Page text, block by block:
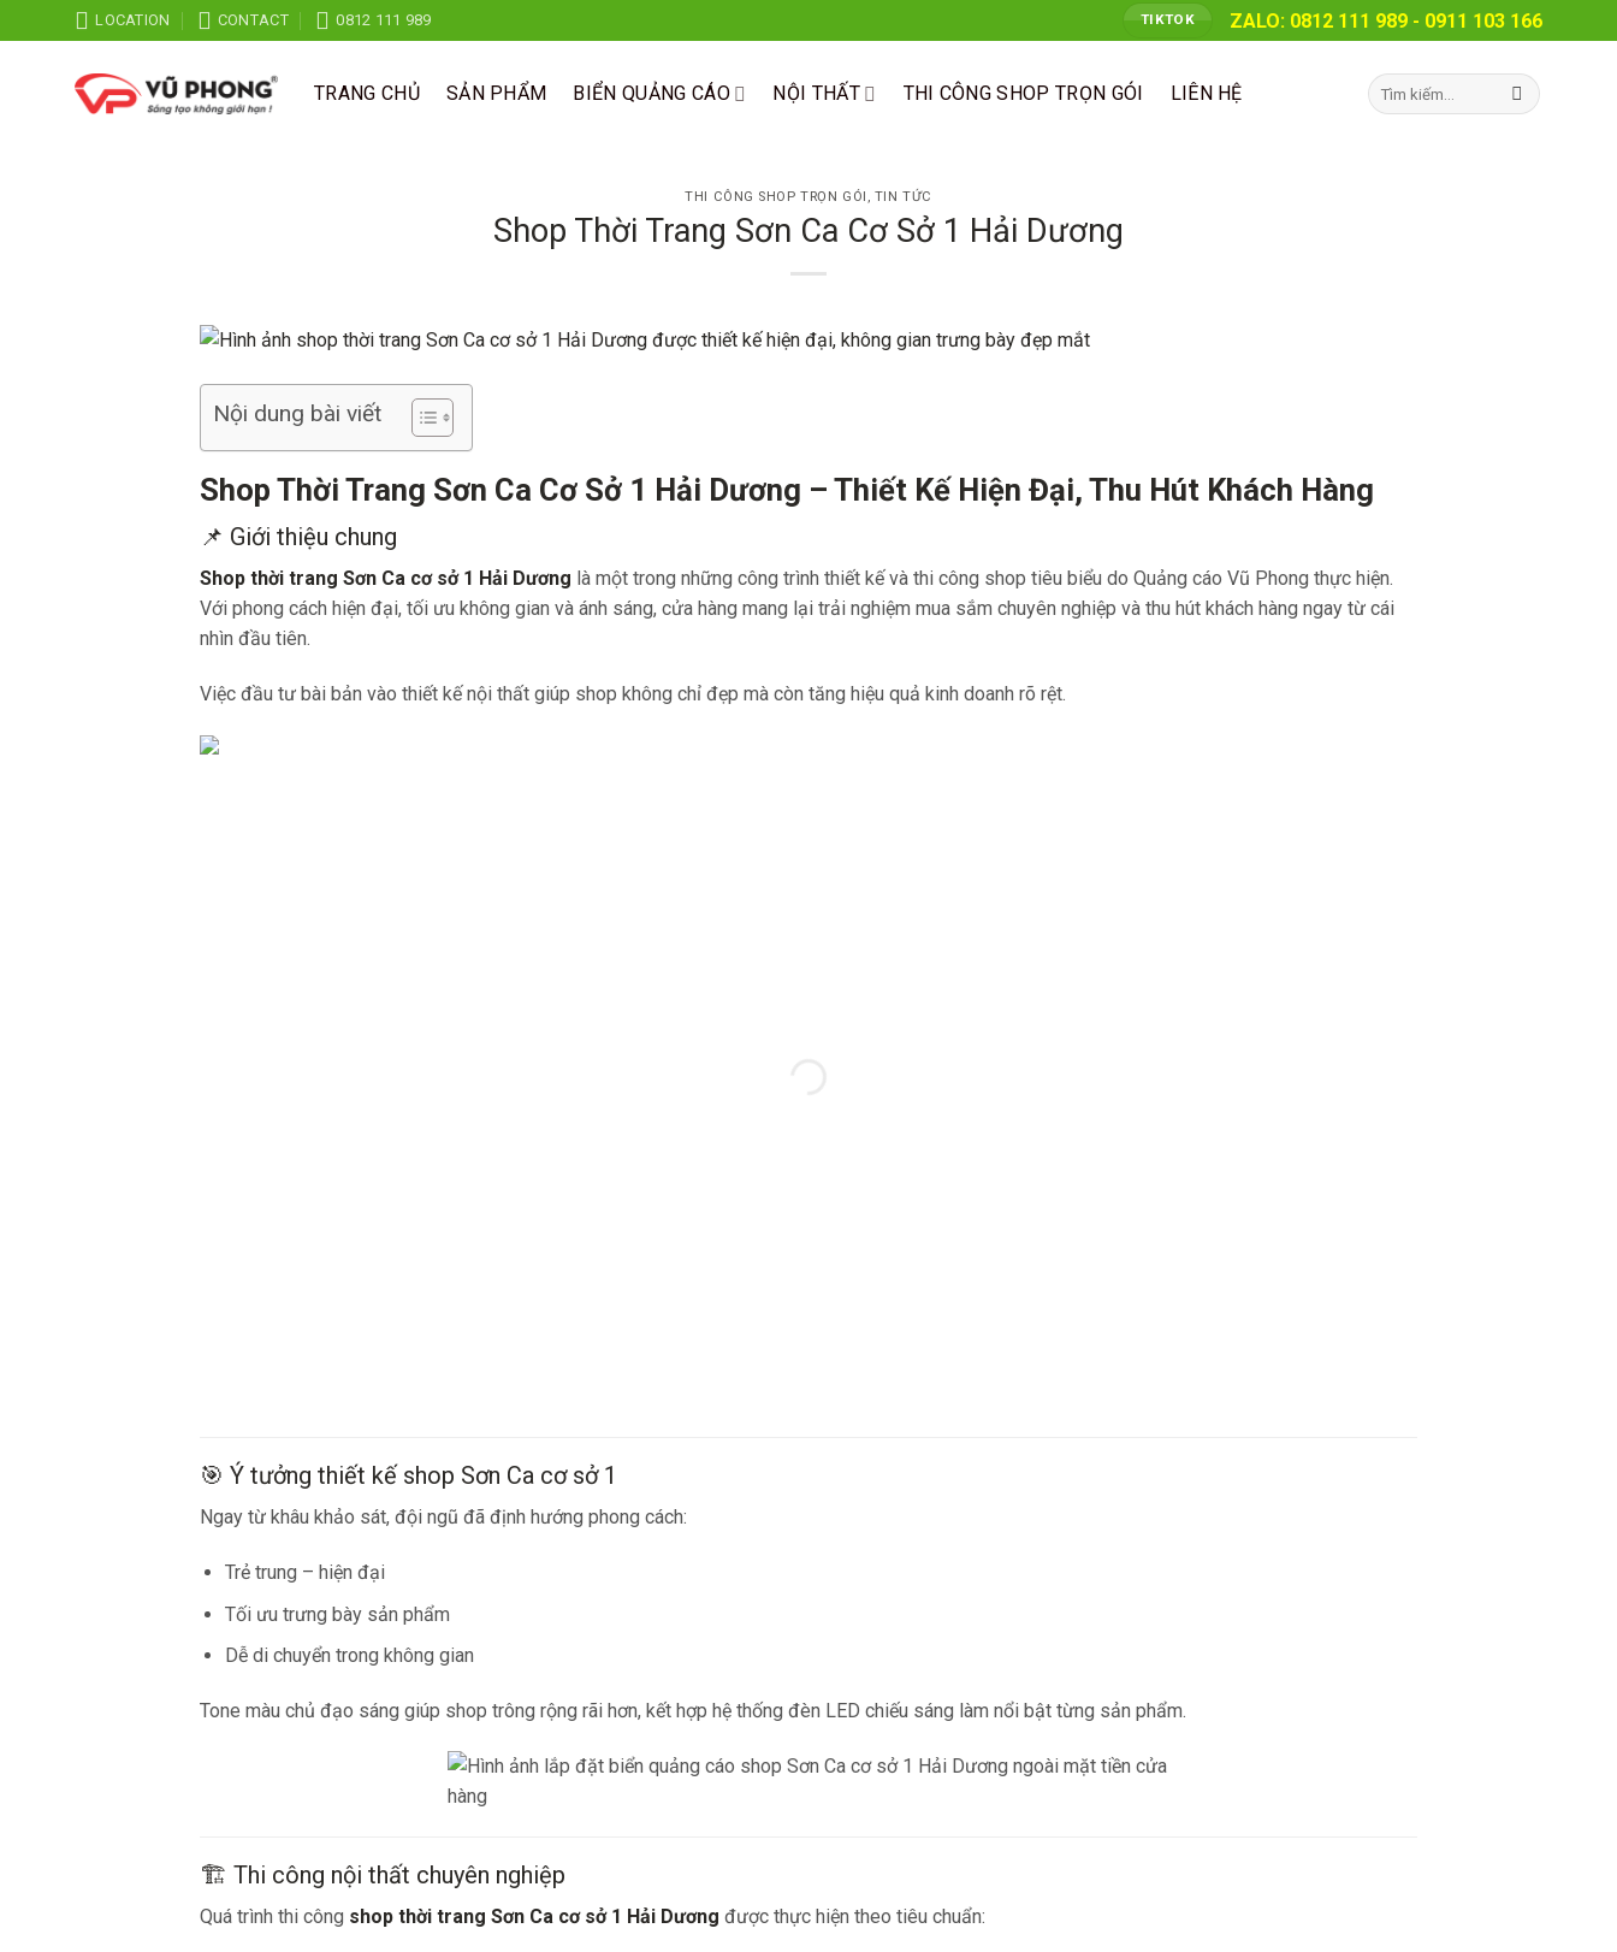
to
LOCATION CONTACT 0812 111 989 TIKTOK ZALO: 0812 111 989 - 0911 103 166
TRANG CHỦ SẢN PHẨM BIỂN QUẢNG CÁO NỘI THẤT THI CÔNG SHOP TRỌN GÓI LIÊN HỆ
Tìm
kiếm:
THI CÔNG SHOP TRỌN GÓI , TIN TỨC
Shop Thời Trang Sơn Ca Cơ Sở 1 Hải Dương
Nội dung bài viết
Shop Thời Trang Sơn Ca Cơ Sở 1 Hải Dương – Thiết Kế Hiện Đại, Thu Hút Khách Hàng
📌 Giới thiệu chung
Shop thời trang Sơn Ca cơ sở 1 Hải Dương là một trong những công trình thiết kế và thi công shop tiêu biểu do Quảng cáo Vũ Phong thực hiện.
Với phong cách hiện đại, tối ưu không gian và ánh sáng, cửa hàng mang lại trải nghiệm mua sắm chuyên nghiệp và thu hút khách hàng ngay từ cái
nhìn đầu tiên.
Việc đầu tư bài bản vào thiết kế nội thất giúp shop không chỉ đẹp mà còn tăng hiệu quả kinh doanh rõ rệt.
🎯 Ý tưởng thiết kế shop Sơn Ca cơ sở 1
Ngay từ khâu khảo sát, đội ngũ đã định hướng phong cách:
Trẻ trung – hiện đại
Tối ưu trưng bày sản phẩm
Dễ di chuyển trong không gian
Tone màu chủ đạo sáng giúp shop trông rộng rãi hơn, kết hợp hệ thống đèn LED chiếu sáng làm nổi bật từng sản phẩm.
🏗️ Thi công nội thất chuyên nghiệp
Quá trình thi công shop thời trang Sơn Ca cơ sở 1 Hải Dương được thực hiện theo tiêu chuẩn: